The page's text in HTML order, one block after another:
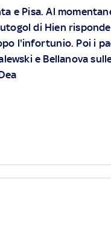
e Pisa. Al
di Hien
l'infortunio. Poi i
e Bellanova